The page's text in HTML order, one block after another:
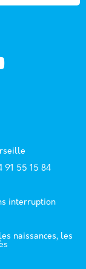
91 55 15 84
interruption
naissances, les